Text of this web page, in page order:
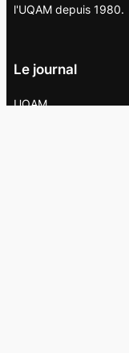
l'UQAM depuis 1980.
Le journal
UQAM